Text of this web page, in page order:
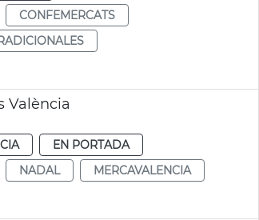
CONFEMERCATS
València
EN PORTADA
NADAL
MERCAVALENCIA